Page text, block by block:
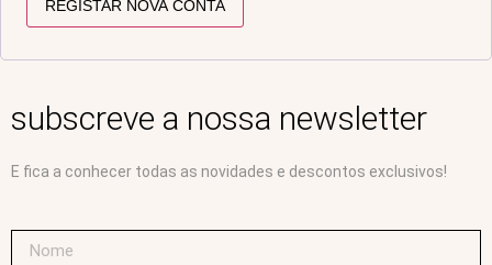
REGISTAR NOVA CONTA
subscreve a nossa newsletter
E fica a conhecer todas as novidades e descontos exclusivos!